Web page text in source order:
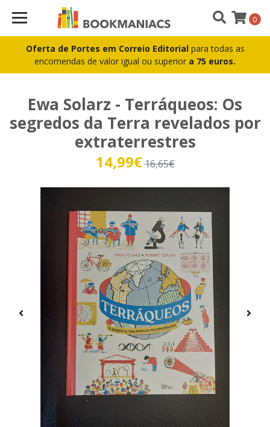
Oferta de Portes em Correio Editorial para todas as
encomendas de valor igual ou superior a 75 euros.
0
Ewa Solarz - Terráqueos: Os
segredos da Terra revelados por
extraterrestres
14,99€16,65€